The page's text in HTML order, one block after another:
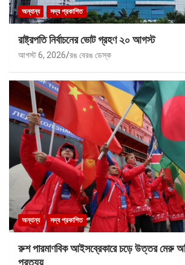
অন্যান্য সদ্য প্রকাশিত
রাষ্ট্রপতি নির্বাচনের ভোট গ্রহণ ২০ আগস্ট
আগস্ট 6, 2026 রঙ বেরঙ ডেস্ক
অন্যান্য সদ্য প্রকাশিত
রুশ পারমাণবিক আইসব্রেকারে চড়ে উত্তর মেরু
প্রত্যয়